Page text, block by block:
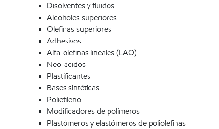
Disolventes y fluidos
Alcoholes superiores
Olefinas superiores
Adhesivos
Alfa-olefinas lineales (LAO)
Neo-ácidos
Plastificantes
Bases sintéticas
Polietileno
Modificadores de polímeros
Plastómeros y elastómeros de poliolefinas